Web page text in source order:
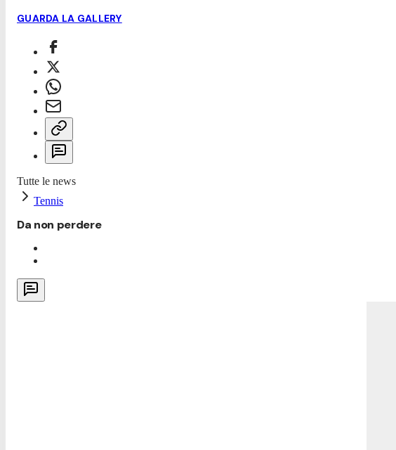
GUARDA LA GALLERY
Tutte le news
Tennis
Da non perdere